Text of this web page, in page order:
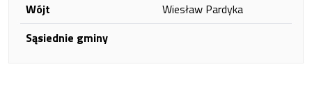
Wójt
Wiesław Pardyka
Sąsiednie gminy